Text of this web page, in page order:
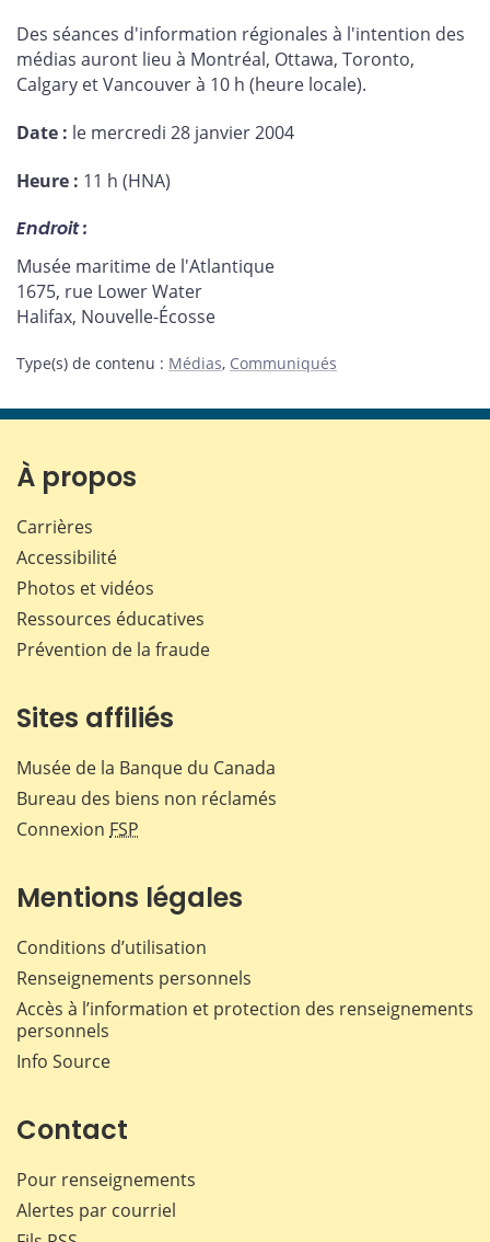
Des séances d'information régionales à l'intention des
médias auront lieu à Montréal, Ottawa, Toronto,
Calgary et Vancouver à 10 h (heure locale).
Date : le mercredi 28 janvier 2004
Heure : 11 h (HNA)
Endroit :
Musée maritime de l'Atlantique
1675, rue Lower Water
Halifax, Nouvelle-Écosse
Type(s) de contenu : Médias, Communiqués
À propos
Carrières
Accessibilité
Photos et vidéos
Ressources éducatives
Prévention de la fraude
Sites affiliés
Musée de la Banque du Canada
Bureau des biens non réclamés
Connexion FSP
Mentions légales
Conditions d’utilisation
Renseignements personnels
Accès à l’information et protection des renseignements
personnels
Info Source
Contact
Pour renseignements
Alertes par courriel